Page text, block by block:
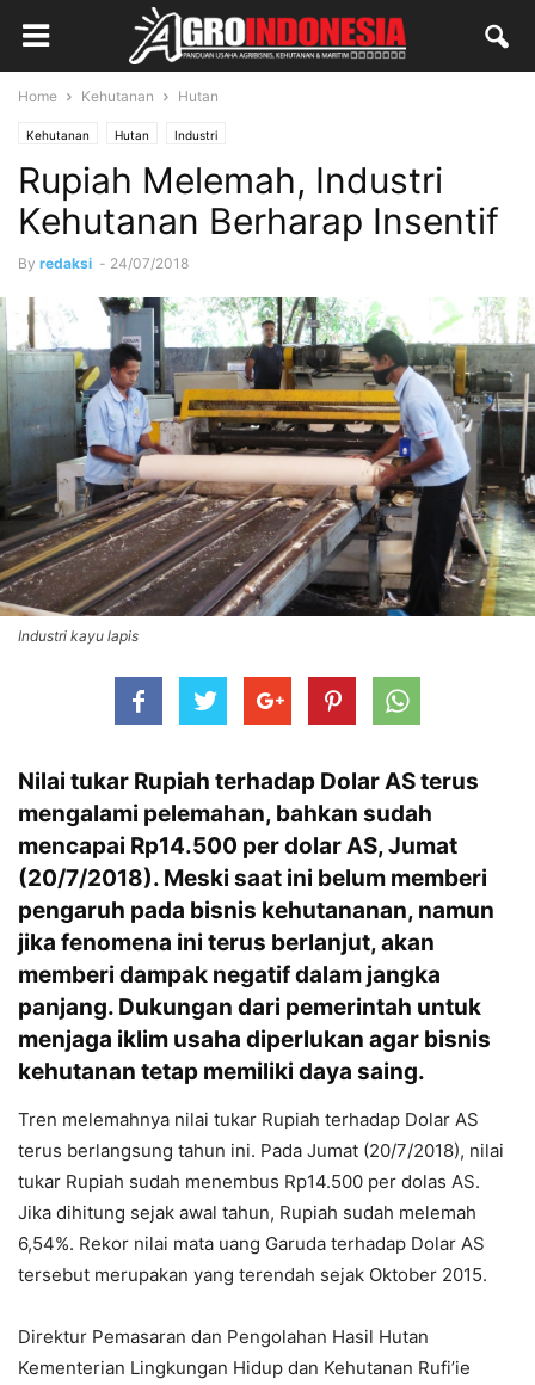
Home Kehutanan Hutan
Kehutanan Hutan Industri
Rupiah Melemah, Industri
Kehutanan Berharap Insentif
By redaksi - 24/07/2018
Industri kayu lapis
Nilai tukar Rupiah terhadap Dolar AS terus
mengalami pelemahan, bahkan sudah
mencapai Rp14.500 per dolar AS, Jumat
(20/7/2018). Meski saat ini belum memberi
pengaruh pada bisnis kehutananan, namun
jika fenomena ini terus berlanjut, akan
memberi dampak negatif dalam jangka
panjang. Dukungan dari pemerintah untuk
menjaga iklim usaha diperlukan agar bisnis
kehutanan tetap memiliki daya saing.
Tren melemahnya nilai tukar Rupiah terhadap Dolar AS
terus berlangsung tahun ini. Pada Jumat (20/7/2018), nilai
tukar Rupiah sudah menembus Rp14.500 per dolas AS.
Jika dihitung sejak awal tahun, Rupiah sudah melemah
6,54%. Rekor nilai mata uang Garuda terhadap Dolar AS
tersebut merupakan yang terendah sejak Oktober 2015.
Direktur Pemasaran dan Pengolahan Hasil Hutan
Kementerian Lingkungan Hidup dan Kehutanan Rufi’ie